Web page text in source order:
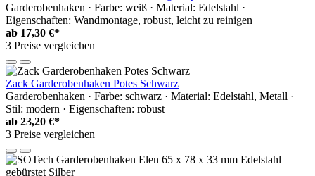
Garderobenhaken · Farbe: weiß · Material: Edelstahl ·
Eigenschaften: Wandmontage, robust, leicht zu reinigen
ab 17,30 €*
3 Preise vergleichen
Zack Garderobenhaken Potes Schwarz
Garderobenhaken · Farbe: schwarz · Material: Edelstahl, Metall ·
Stil: modern · Eigenschaften: robust
ab 23,20 €*
3 Preise vergleichen